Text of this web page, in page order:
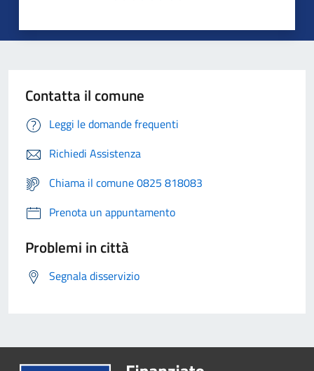
Contatta il comune
Leggi le domande frequenti
Richiedi Assistenza
Chiama il comune 0825 818083
Prenota un appuntamento
Problemi in città
Segnala disservizio